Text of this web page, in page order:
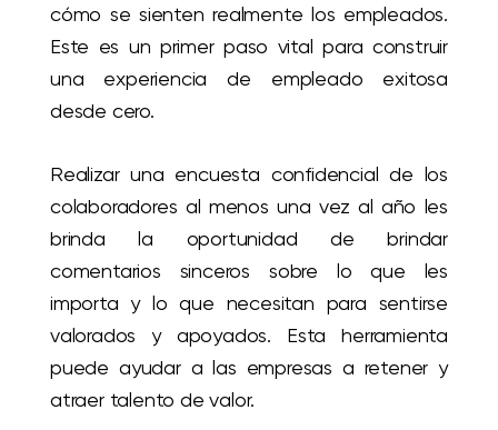
cómo se sienten realmente los empleados.
Este es un primer paso vital para construir
una experiencia de empleado exitosa
desde cero.
Realizar una encuesta confidencial de los
colaboradores al menos una vez al año les
brinda la oportunidad de brindar
comentarios sinceros sobre lo que les
importa y lo que necesitan para sentirse
valorados y apoyados. Esta herramienta
puede ayudar a las empresas a retener y
atraer talento de valor.